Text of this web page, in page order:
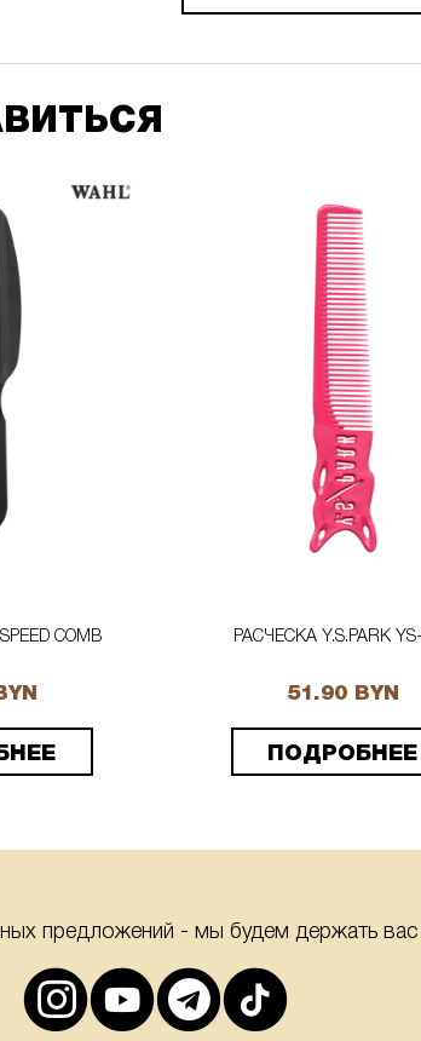
COMB РАСЧЕСКА Y.S.PARK
51.90 BYN
ПОДРОБНЕЕ
предложений - мы будем держать вас